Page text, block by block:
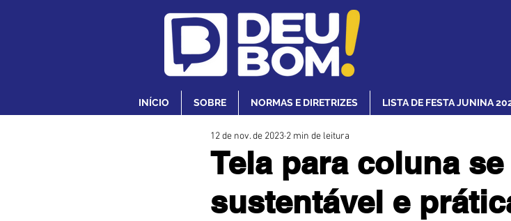
INÍCIO SOBRE NORMAS E DIRETRIZES LISTA DE FESTA JUNINA
Tela para coluna
sustentável e
12 de nov. de 2023 2 min de leitura